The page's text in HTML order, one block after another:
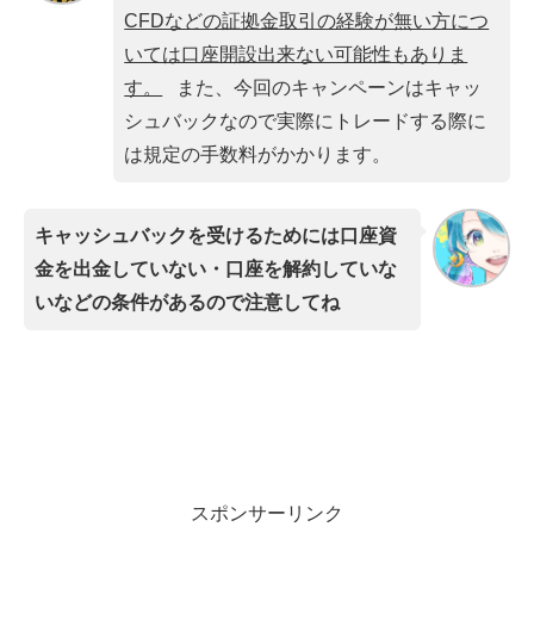
CFDなどの証拠金取引の経験が無い方につ
いては口座開設出来ない可能性もありま
す。
また、今回のキャンペーンはキャッ
シュバックなので実際にトレードする際に
は規定の手数料がかかります。
キャッシュバックを受けるためには口座資
金を出金していない・口座を解約していな
いなどの条件があるので注意してね
スポンサーリンク